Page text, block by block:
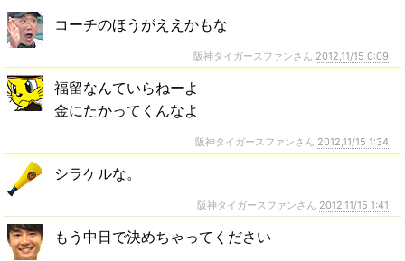
コーチのほうがええかもな
阪神タイガースファンさん 2012,11/15 0:09
福留なんていらねーよ
金にたかってくんなよ
阪神タイガースファンさん 2012,11/15 1:34
シラケルな。
阪神タイガースファンさん 2012,11/15 1:41
もう中日で決めちゃってください